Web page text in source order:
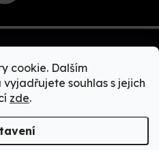
cookie. Dalším
souhlas s jejich
zde.
| Akční nabídky Zepter
vody, čističky vzduchu,
zdravá a čistá domácnost,